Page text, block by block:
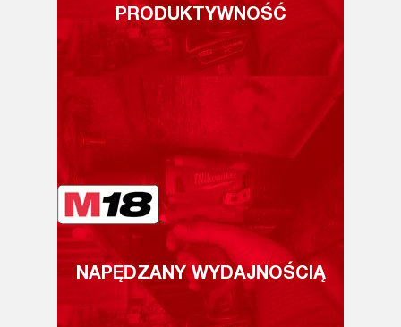
PRODUKTYWNOŚĆ
NAPĘDZANY WYDAJNOŚCIĄ